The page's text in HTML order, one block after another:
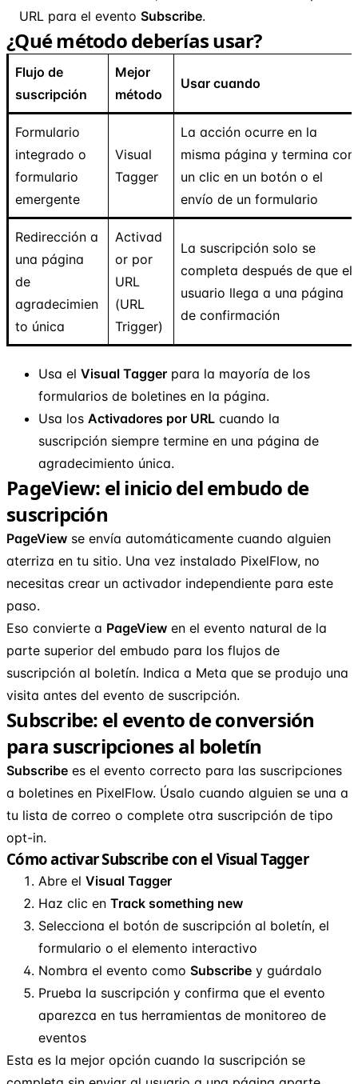
URL para el evento Subscribe.
¿Qué método deberías usar?
Flujo de
suscripción
Mejor
método
Usar cuando
Formulario
integrado o
formulario
emergente
Visual
Tagger
La acción ocurre en la
misma página y termina con
un clic en un botón o el
envío de un formulario
Redirección a
una página
de
agradecimien
to única
Activad
or por
URL
(URL
Trigger)
La suscripción solo se
completa después de que el
usuario llega a una página
de confirmación
Usa el Visual Tagger para la mayoría de los
formularios de boletines en la página.
Usa los Activadores por URL cuando la
suscripción siempre termine en una página de
agradecimiento única.
PageView: el inicio del embudo de
suscripción
PageView se envía automáticamente cuando alguien
aterriza en tu sitio. Una vez instalado PixelFlow, no
necesitas crear un activador independiente para este
paso.
Eso convierte a PageView en el evento natural de la
parte superior del embudo para los flujos de
suscripción al boletín. Indica a Meta que se produjo una
visita antes del evento de suscripción.
Subscribe: el evento de conversión
para suscripciones al boletín
Subscribe es el evento correcto para las suscripciones
a boletines en PixelFlow. Úsalo cuando alguien se una a
tu lista de correo o complete otra suscripción de tipo
opt-in.
Cómo activar Subscribe con el Visual Tagger
Abre el Visual Tagger
Haz clic en Track something new
Selecciona el botón de suscripción al boletín, el
formulario o el elemento interactivo
Nombra el evento como Subscribe y guárdalo
Prueba la suscripción y confirma que el evento
aparezca en tus herramientas de monitoreo de
eventos
Esta es la mejor opción cuando la suscripción se